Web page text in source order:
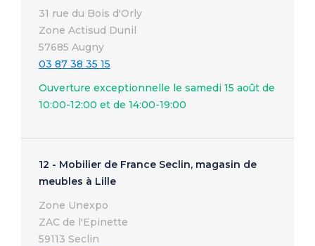
31 rue du Bois d'Orly
Zone Actisud Dunil
57685 Augny
03 87 38 35 15
Ouverture exceptionnelle le samedi 15 août de
10:00-12:00 et de 14:00-19:00
12 - Mobilier de France Seclin, magasin de
meubles à Lille
Zone Unexpo
ZAC de l'Epinette
59113 Seclin